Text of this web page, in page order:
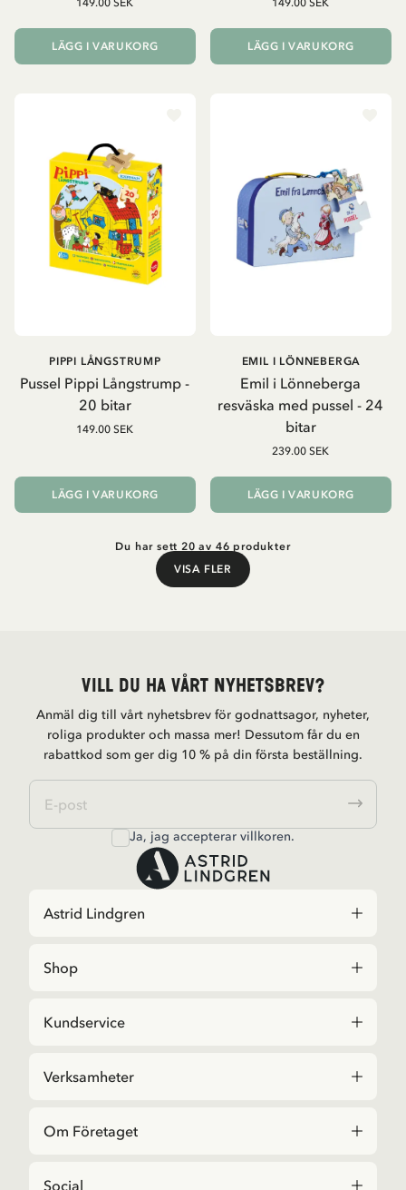
149.00 SEK
LÄGG I VARUKORG
149.00 SEK
LÄGG I VARUKORG
Pussel Pippi Långstrump -
20 bitar
PIPPI LÅNGSTRUMP
149.00 SEK
LÄGG I VARUKORG
Emil i Lönneberga
resväska med pussel - 24
bitar
EMIL I LÖNNEBERGA
239.00 SEK
LÄGG I VARUKORG
Du har sett 20 av 46 produkter
VISA FLER
Visa fler
Vill du ha vårt nyhetsbrev?
Anmäl dig till vårt nyhetsbrev för godnattsagor, nyheter,
roliga produkter och massa mer! Dessutom får du en
rabattkod som ger dig 10 % på din första beställning.
Ja, jag accepterar villkoren.
Astrid Lindgren
Shop
Kundservice
Verksamheter
Om Företaget
Social